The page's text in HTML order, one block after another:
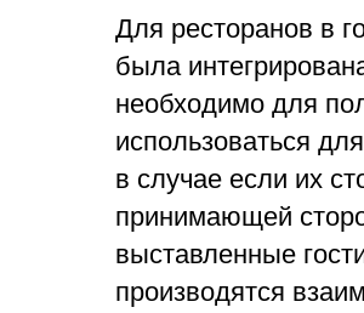
Для ресторанов в
была
необходимо для
использоваться
в случае если их
принимающей
выставленные
производятся